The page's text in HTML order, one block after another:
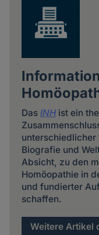
Das INHist ein
Biografie und
Absicht, zu den
Homöopathie in
und fundierter
schaffen.
Weitere Artikel